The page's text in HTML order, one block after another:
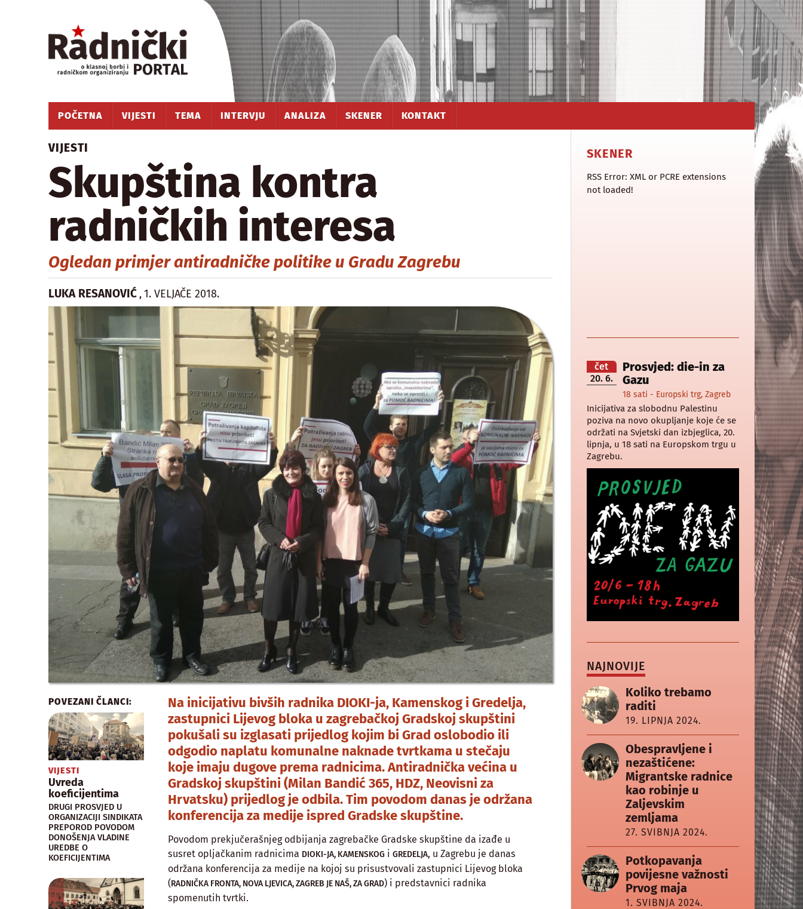
POČETNA VIJESTI TEMA INTERVJU ANALIZA SKENER KONTAKT
VIJESTI
Skupština kontra
radničkih interesa
Ogledan primjer antiradničke politike u Gradu Zagrebu
LUKA RESANOVIĆ ,1. VELJAČE 2018.
POVEZANI ČLANCI:
VIJESTI
Uvreda
koeficijentima
DRUGI PROSVJED U
ORGANIZACIJI SINDIKATA
PREPOROD POVODOM
DONOŠENJA VLADINE
UREDBE O
KOEFICIJENTIMA
Na inicijativu bivših radnika DIOKI-ja, Kamenskog i Gredelja,
zastupnici Lijevog bloka u zagrebačkoj Gradskoj skupštini
pokušali su izglasati prijedlog kojim bi Grad oslobodio ili
odgodio naplatu komunalne naknade tvrtkama u stečaju
koje imaju dugove prema radnicima. Antiradnička većina u
Gradskoj skupštini (Milan Bandić 365, HDZ, Neovisni za
Hrvatsku) prijedlog je odbila. Tim povodom danas je održana
konferencija za medije ispred Gradske skupštine.
Povodom prekjučerašnjeg odbijanja zagrebačke Gradske skupštine da izađe u
susret opljačkanim radnicima DIOKI-JA, KAMENSKOGi GREDELJA, u Zagrebu je danas
održana konferencija za medije na kojoj su prisustvovali zastupnici Lijevog bloka
(RADNIČKA FRONTA, NOVA LJEVICA, ZAGREB JE NAŠ, ZA GRAD) i predstavnici radnika
spomenutih tvrtki.
SKENER
RSS Error: XML or PCRE extensions
not loaded!
čet
20. 6.
Prosvjed: die-in za
Gazu
18 sati - Europski trg, Zagreb
Inicijativa za slobodnu Palestinu
poziva na novo okupljanje koje će se
održati na Svjetski dan izbjeglica, 20.
lipnja, u 18 sati na Europskom trgu u
Zagrebu.
NAJNOVIJE
Koliko trebamo
raditi
19. LIPNJA 2024.
Obespravljene i
nezaštićene:
Migrantske radnice
kao robinje u
Zaljevskim
zemljama
27. SVIBNJA 2024.
Potkopavanja
povijesne važnosti
Prvog maja
1. SVIBNJA 2024.